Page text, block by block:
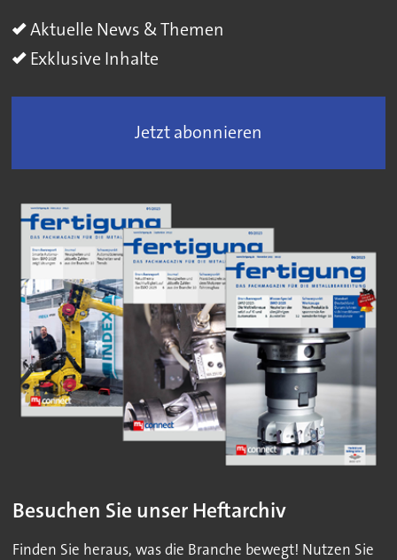
Aktuelle News & Themen
Exklusive Inhalte
Jetzt abonnieren
Besuchen Sie unser Heftarchiv
Finden Sie heraus, was die Branche bewegt! Nutzen Sie